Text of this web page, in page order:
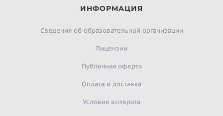
ИНФОРМАЦИЯ
Сведения об образовательной организации
Лицензии
Публичная оферта
Оплата и доставка
Условия возврата